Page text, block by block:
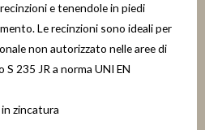
e tenendole in piedi
Le recinzioni sono ideali per
non autorizzato nelle aree di
235 JR a norma UNI EN
zincatura